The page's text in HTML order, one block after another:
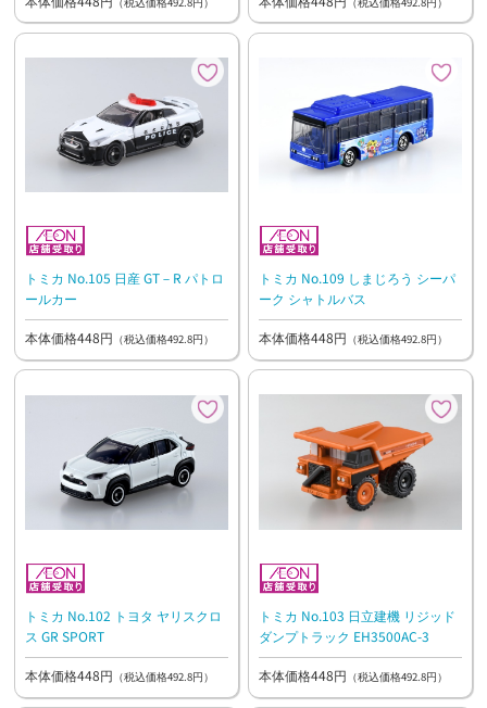
トミカ No.105 日産 GT－R パトロ
ールカー
本体価格448円 （税込価格492.8円）
トミカ No.109 しまじろう シーパ
ーク シャトルバス
本体価格448円 （税込価格492.8円）
トミカ No.102 トヨタ ヤリスクロ
ス GR SPORT
本体価格448円 （税込価格492.8円）
トミカ No.103 日立建機 リジッド
ダンプトラック EH3500AC-3
本体価格448円 （税込価格492.8円）